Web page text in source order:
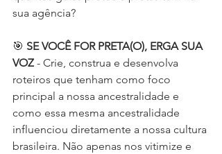
sua agência?
🎯 SE VOCÊ FOR PRETA(O), ERGA SUA
VOZ - Crie, construa e desenvolva
roteiros que tenham como foco
principal a nossa ancestralidade e
como essa mesma ancestralidade
influenciou diretamente a nossa cultura
brasileira. Não apenas nos vitimize e